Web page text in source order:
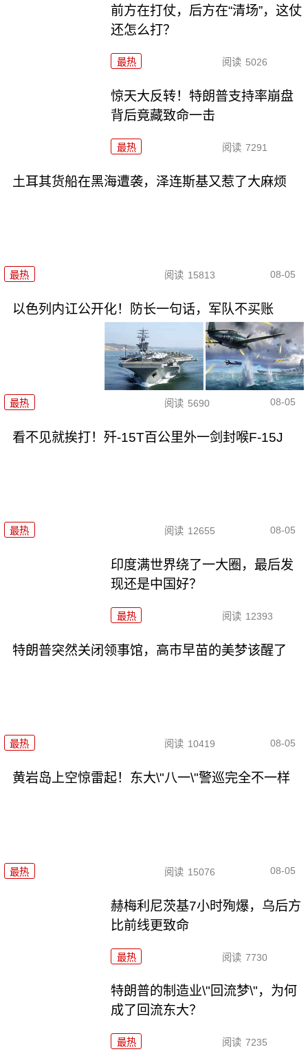
前方在打仗，后方在“清场”，这仗
还怎么打？
最热 阅读 5026
惊天大反转！特朗普支持率崩盘
背后竟藏致命一击
最热 阅读 7291
土耳其货船在黑海遭袭，泽连斯基又惹了大麻烦
最热 阅读 15813 08-05
以色列内讧公开化！防长一句话，军队不买账
最热 阅读 5690 08-05
看不见就挨打！歼-15T百公里外一剑封喉F-15J
最热 阅读 12655 08-05
印度满世界绕了一大圈，最后发
现还是中国好？
最热 阅读 12393
特朗普突然关闭领事馆，高市早苗的美梦该醒了
最热 阅读 10419 08-05
黄岩岛上空惊雷起！东大\"八一\"警巡完全不一样
最热 阅读 15076 08-05
赫梅利尼茨基7小时殉爆，乌后方
比前线更致命
最热 阅读 7730
特朗普的制造业\"回流梦\"，为何
成了回流东大？
最热 阅读 7235